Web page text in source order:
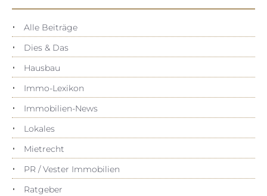
Alle Beiträge
Dies & Das
Hausbau
Immo-Lexikon
Immobilien-News
Lokales
Mietrecht
PR / Vester Immobilien
Ratgeber